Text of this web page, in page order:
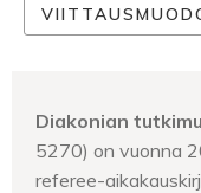
Diakonian
5270) on vuonna
referee-